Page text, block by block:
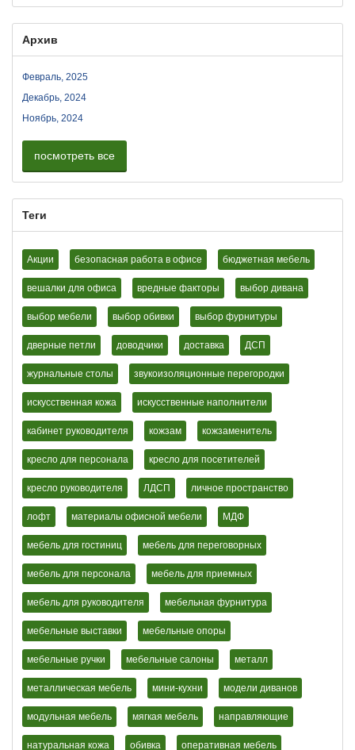
Архив
Февраль, 2025
Декабрь, 2024
Ноябрь, 2024
посмотреть все
Теги
Акции безопасная работа в офисе бюджетная мебель
вешалки для офиса вредные факторы выбор дивана
выбор мебели выбор обивки выбор фурнитуры
дверные петли доводчики доставка ДСП
журнальные столы звукоизоляционные перегородки
искусственная кожа искусственные наполнители
кабинет руководителя кожзам кожзаменитель
кресло для персонала кресло для посетителей
кресло руководителя ЛДСП личное пространство
лофт материалы офисной мебели МДФ
мебель для гостиниц мебель для переговорных
мебель для персонала мебель для приемных
мебель для руководителя мебельная фурнитура
мебельные выставки мебельные опоры
мебельные ручки мебельные салоны металл
металлическая мебель мини-кухни модели диванов
модульная мебель мягкая мебель направляющие
натуральная кожа обивка оперативная мебель